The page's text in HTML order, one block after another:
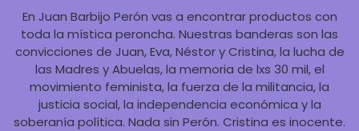
En Juan Barbijo Perón vas a encontrar productos con
toda la mística peroncha. Nuestras banderas son las
convicciones de Juan, Eva, Néstor y Cristina, la lucha de
las Madres y Abuelas, la memoria de lxs 30 mil, el
movimiento feminista, la fuerza de la militancia, la
justicia social, la independencia económica y la
soberanía política. Nada sin Perón. Cristina es inocente.